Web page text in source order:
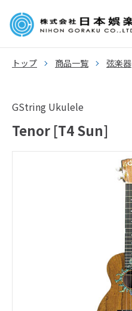
トップ 商品一覧 弦楽器
GString Ukulele
Tenor [T4 Sun]